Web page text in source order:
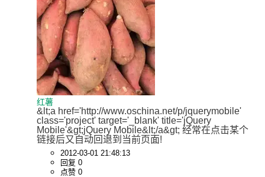
红薯
&lt;a href='http://www.oschina.net/p/jquerymobile'
class='project' target='_blank' title='jQuery
Mobile'&gt;jQuery Mobile&lt;/a&gt; 经常在点击某个
链接后又自动回退到当前页面!
2012-03-01 21:48:13
回复 0
点赞 0